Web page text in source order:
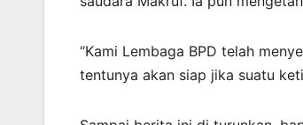
“Kami Lembaga BPD telah
tentunya akan siap jika suatu